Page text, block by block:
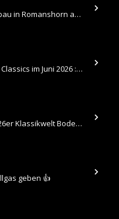
Hallo , Im Juni veranstaltete die Autobau in Romanshorn auf ihrem Gelände ein kleines Youngtimertreffen : https://up.
​Hallo , Hier sind die Bilder vom Older Classics im Juni 2026 : https://up.picr.de/51155940wd.jpg https://up.pic
Hallo , Hier sind nun meine Bilder 2026er Klassikwelt Bodensee 😀 https://up.picr.de/51125547rb.jpg https://up.pi
geben 👍